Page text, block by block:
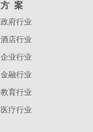
方案
政府行业
酒店行业
企业行业
金融行业
教育行业
医疗行业